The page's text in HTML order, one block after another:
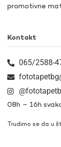
promotivne
Kontakt
065/2588-
08h – 16h
Trudimo se da u